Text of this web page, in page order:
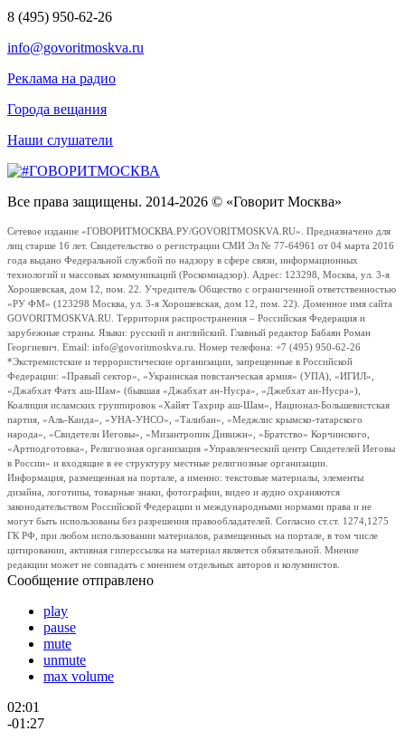
8 (495) 950-62-26
info@govoritmoskva.ru
Реклама на радио
Города вещания
Наши слушатели
Все права защищены. 2014-2026 © «Говорит Москва»
Сетевое издание «ГОВОРИТМОСКВА.РУ/GOVORITMOSKVA.RU». Предназначено для
лиц старше 16 лет. Свидетельство о регистрации СМИ Эл № 77-64961 от 04 марта 2016
года выдано Федеральной службой по надзору в сфере связи, информационных
технологий и массовых коммуникаций (Роскомнадзор). Адрес: 123298, Москва, ул. 3-я
Хорошевская, дом 12, пом. 22. Учредитель Общество с ограниченной ответственностью
«РУ ФМ» (123298 Москва, ул. 3-я Хорошевская, дом 12, пом. 22). Доменное имя сайта
GOVORITMOSKVA.RU. Территория распространения – Российская Федерация и
зарубежные страны. Языки: русский и английский. Главный редактор Бабаян Роман
Георгиевич. Email: info@govoritmoskva.ru. Номер телефона: +7 (495) 950-62-26
*Экстремистские и террористические организации, запрещенные в Российской
Федерации: «Правый сектор», «Украинская повстанческая армия» (УПА), «ИГИЛ»,
«Джабхат Фатх аш-Шам» (бывшая «Джабхат ан-Нусра», «Джебхат ан-Нусра»),
Коалиция исламских группировок «Хайят Тахрир аш-Шам», Национал-Большевистская
партия, «Аль-Каида», «УНА-УНСО», «Талибан», «Меджлис крымско-татарского
народа», «Свидетели Иеговы», «Мизантропик Дивижн», «Братство» Корчинского,
«Артподготовка», Религиозная организация «Управленческий центр Свидетелей Иеговы
в России» и входящие в ее структуру местные религиозные организации.
Информация, размещенная на портале, а именно: текстовые материалы, элементы
дизайна, логотипы, товарные знаки, фотографии, видео и аудио охраняются
законодательством Российской Федерации и международными нормами права и не
могут быть использованы без разрешения правообладателей. Согласно ст.ст. 1274,1275
ГК РФ, при любом использовании материалов, размещенных на портале, в том числе
цитировании, активная гиперссылка на материал является обязательной. Мнение
редакции может не совпадать с мнением отдельных авторов и колумнистов.
Сообщение отправлено
play
pause
mute
unmute
max volume
02:01
-01:27